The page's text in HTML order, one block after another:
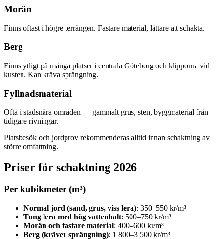
Morän
Finns oftast i högre terrängen. Fastare material, lättare att schakta.
Berg
Finns ytligt på många platser i centrala Göteborg och klipporna vid
kusten. Kan kräva sprängning.
Fyllnadsmaterial
Ofta i stadsnära områden — gammalt grus, sten, byggmaterial från
tidigare rivningar.
Platsbesök och jordprov rekommenderas alltid innan schaktning av
större omfattning.
Priser för schaktning 2026
Per kubikmeter (m³)
Normal jord (sand, grus, viss lera): 350–550 kr/m³
Tung lera med hög vattenhalt: 500–750 kr/m³
Morän och fastare material: 400–600 kr/m³
Berg (kräver sprängning): 1 800–3 500 kr/m³